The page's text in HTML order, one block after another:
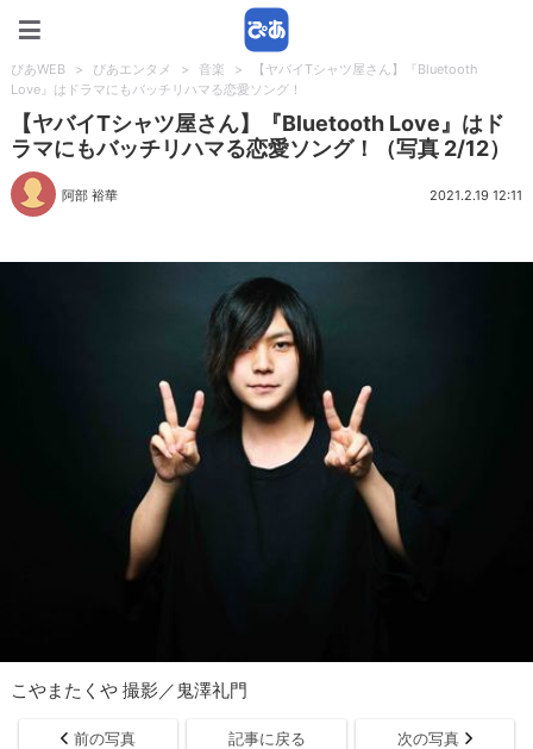
ぴあWEB > ぴあエンタメ > 音楽 >
【ヤバイTシャツ屋さん】『Bluetooth
Love』はドラマにもバッチリハマる恋愛ソング！
【ヤバイTシャツ屋さん】『Bluetooth Love』はド
ラマにもバッチリハマる恋愛ソング！（写真 2/12）
阿部 裕華 2021.2.19 12:11
こやまたくや 撮影／鬼澤礼門
前の写真 記事に戻る 次の写真